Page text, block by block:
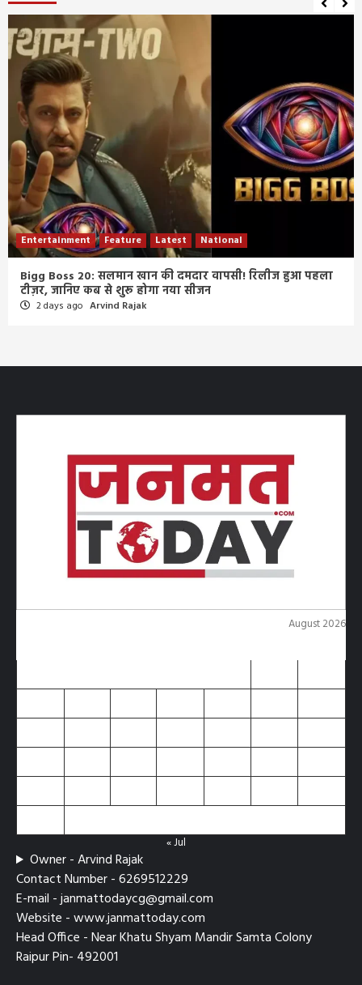
Entertainment Feature Latest National
Bigg Boss 20: सलमान खान की दमदार वापसी! रिलीज हुआ पहला
टीज़र, जानिए कब से शुरू होगा नया सीजन
2 days ago Arvind Rajak
August 2026
« Jul
Owner - Arvind Rajak
Contact Number - 6269512229
E-mail - janmattodaycg@gmail.com
Website - www.janmattoday.com
Head Office - Near Khatu Shyam Mandir Samta Colony
Raipur Pin- 492001